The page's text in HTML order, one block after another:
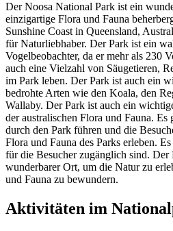
Der Noosa National Park ist ein
einzigartige Flora und Fauna
Sunshine Coast in Queensland,
für Naturliebhaber. Der Park ist ein
Vogelbeobachter, da er mehr als 230
auch eine Vielzahl von Säugetieren,
im Park leben. Der Park ist auch ein
bedrohte Arten wie den Koala, den
Wallaby. Der Park ist auch ein
der australischen Flora und Fauna.
durch den Park führen und die
Flora und Fauna des Parks erleben.
für die Besucher zugänglich sind.
wunderbarer Ort, um die Natur zu
und Fauna zu bewundern.
Aktivitäten im